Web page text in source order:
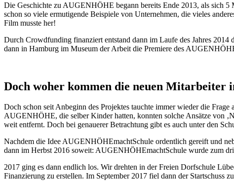
Die Geschichte zu AUGENHÖHE begann bereits Ende 2013, als sich 5
schon so viele ermutigende Beispiele von Unternehmen, die vieles
Film musste her!
Durch Crowdfunding finanziert entstand dann im Laufe des Jahres 2014
dann in Hamburg im Museum der Arbeit die Premiere des
Doch woher kommen die neuen Mitarbeiter
Doch schon seit Anbeginn des Projektes tauchte immer wieder die
AUGENHÖHE, die selber Kinder hatten, konnten solche Ansätze von
weit entfernt. Doch bei genauerer Betrachtung gibt es auch unter den
Nachdem die Idee AUGENHÖHEmachtSchule ordentlich gereift und
dann im Herbst 2016 soweit: AUGENHÖHEmachtSchule wurde zum
2017 ging es dann endlich los. Wir drehten in der Freien Dorfschule
Finanzierung zu erstellen. Im September 2017 fiel dann der